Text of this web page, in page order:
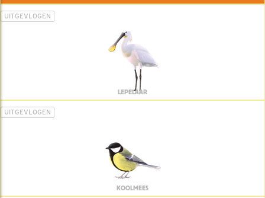
UITGEVLOGEN
LEPELAAR
UITGEVLOGEN
KOOLMEES